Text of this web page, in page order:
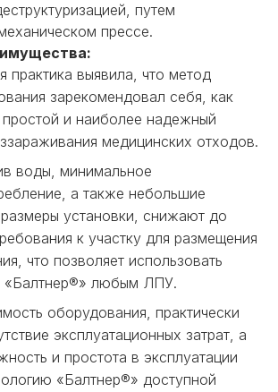
путем
прессе.
практика выявила, что метод
зарекомендовал себя, как
и наиболее надежный
медицинских отходов.
воды, минимальное
а также небольшие
установки, снижают до
к участку для размещения
что позволяет использовать
«Балтнер®» любым ЛПУ.
оборудования, практически
эксплуатационных затрат, а
и простота в эксплуатации
«Балтнер®» доступной